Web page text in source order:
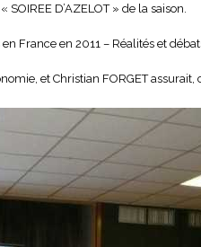
D’AZELOT » de la saison.
France en 2011 – Réalités et
et Christian FORGET